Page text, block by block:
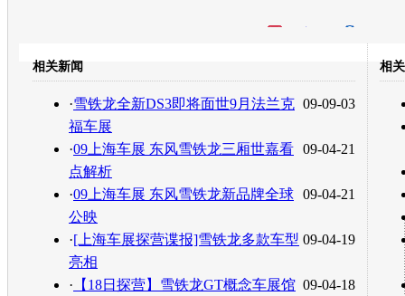
转发至：
相关新闻
09-09-03
·雪铁龙全新DS3即将面世9月法兰克
福车展
09-04-21
·09上海车展 东风雪铁龙三厢世嘉看
点解析
09-04-21
·09上海车展 东风雪铁龙新品牌全球
公映
09-04-19
·[上海车展探营谍报]雪铁龙多款车型
亮相
09-04-18
· 【18日探营】雪铁龙GT概念车展馆
相